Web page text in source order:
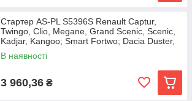
Стартер AS-PL S5396S Renault Captur,
Twingo, Clio, Megane, Grand Scenic, Scenic,
Kadjar, Kangoo; Smart Fortwo; Dacia Duster,
Logan
В наявності
3 960,36 ₴